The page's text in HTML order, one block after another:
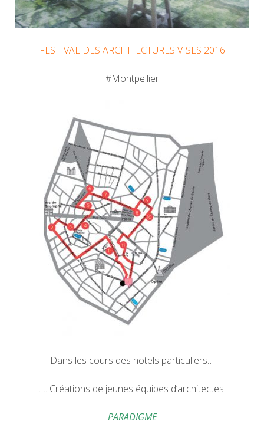
FESTIVAL DES ARCHITECTURES VISES 2016
#Montpellier
Dans les cours des hotels particuliers…
…. Créations de jeunes équipes d’architectes.
PARADIGME